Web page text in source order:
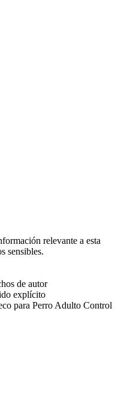
relevante a esta
sensibles.
de autor
explícito
para Perro Adulto Control